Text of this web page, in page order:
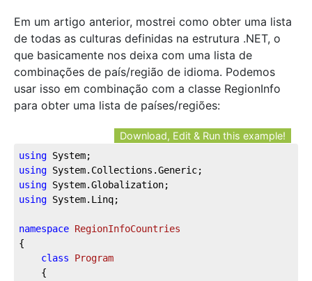
Em um artigo anterior, mostrei como obter uma lista
de todas as culturas definidas na estrutura .NET, o
que basicamente nos deixa com uma lista de
combinações de país/região de idioma. Podemos
usar isso em combinação com a classe RegionInfo
para obter uma lista de países/regiões:
Download, Edit & Run this example!
using System;
using System.Collections.Generic;
using System.Globalization;
using System.Linq;
namespace RegionInfoCountries
{
class
Program
{